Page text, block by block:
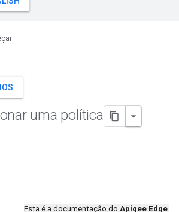
uma política
Esta é a documentação do Apigee Edge.